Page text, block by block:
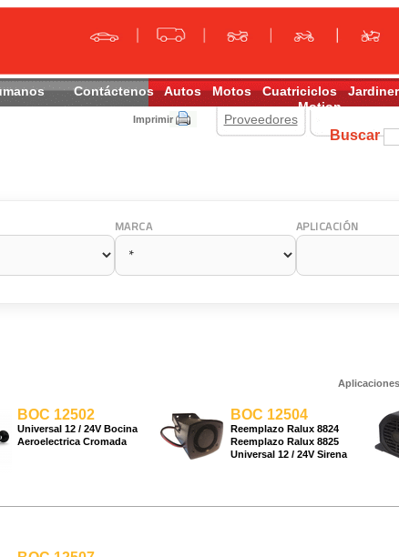
Contáctenos Autos Motos Cuatriciclos
Motion
Imprimir Proveedores
Buscar
MARCA APLICACIÓN
BOC 12502
Universal 12 / 24V Bocina
Aeroelectrica Cromada
BOC 12504
Reemplazo Ralux 8824
Reemplazo Ralux 8825
Universal 12 / 24V Sirena